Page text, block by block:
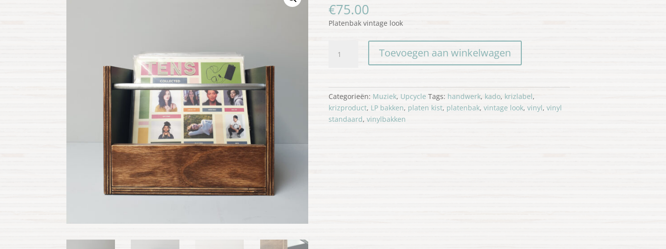
€75.00
Platenbak vintage look
vintage
Toevoegen aan winkelwagen
Categorieën: Muziek, Upcycle Tags: handwerk, kado, krizlabel,
krizproduct, LP bakken, platen kist, platenbak, vintage look, vinyl, vinyl
standaard, vinylbakken